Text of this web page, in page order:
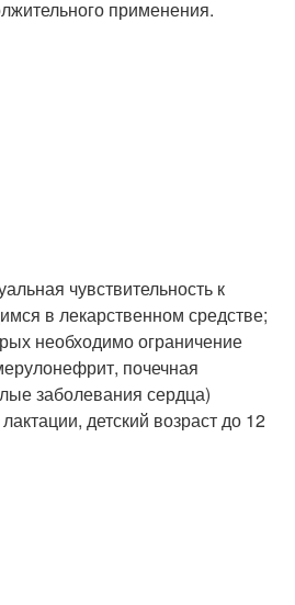
применения.
чувствительность к
в лекарственном средстве;
необходимо ограничение
почечная
заболевания сердца)
детский возраст до 12